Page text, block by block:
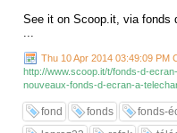
See it on Scoop.it, via fonds
...
Thu 10 Apr 2014 03:49:09 PM
http://www.scoop.it/t/fonds-d-
nouveaux-fonds-d-ecran-a-
fond fonds fonds-